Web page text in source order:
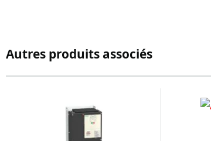
Autres produits associés